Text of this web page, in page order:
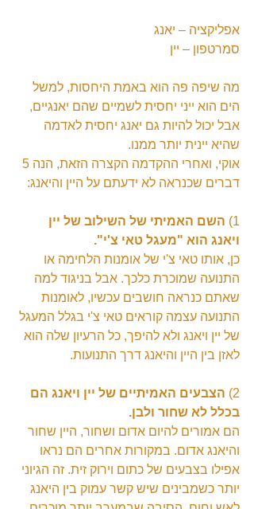
אפליקציה – יאנג
סמרטפון – יין
מה שיפה פה הוא באמת היחסות, למשל
הים הוא ייני יחסית לשמיים שהם יאנגיים,
אבל יכול להיות גם יאנג יחסית לאדמה
שהיא יינית יותר ממנו.
דברים שכנראה לא ידעתם על היין והיאנג:
1)
השם האמיתי של השילוב של יין
ויאנג הוא "מעגל טאי צ'י".
כן, אותו טאי צ'י של אומנות הלחימה או
התנועה שמוכרת כלכך. אבל בניגוד למה
שאתם כנראה חושבים עכשיו, לאומנות
התנועה עצמה קוראים טאי צ'י בגלל המעגל
של יין ויאנג ולא להיפך, כל הרעיון שלה הוא
לאזן בין היין והיאנג דרך התנועות.
2)
הצבעים האמיתיים של יין ויאנג הם
בכלל לא שחור ולבן.
הם אמורים להיום אדום ושחור, היין שחור
והיאנג אדום. במקורות אחרים הם נראו
אפילו בצבעים של כתום וירוק זית. זה הגיוני
יותר כשמבינים שיש קשר עמוק בין היאנג